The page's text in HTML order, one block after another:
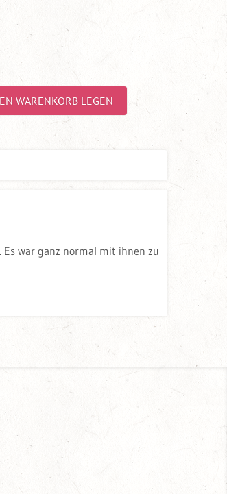
WARENKORB LEGEN
war ganz normal mit ihnen zu